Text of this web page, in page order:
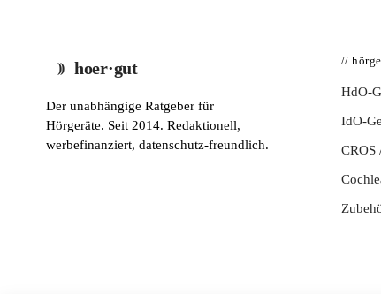
hoer·gut
Der unabhängige Ratgeber für
Hörgeräte. Seit 2014. Redaktionell,
werbefinanziert, datenschutz-freundlich.
//
HdO-
IdO-
CROS